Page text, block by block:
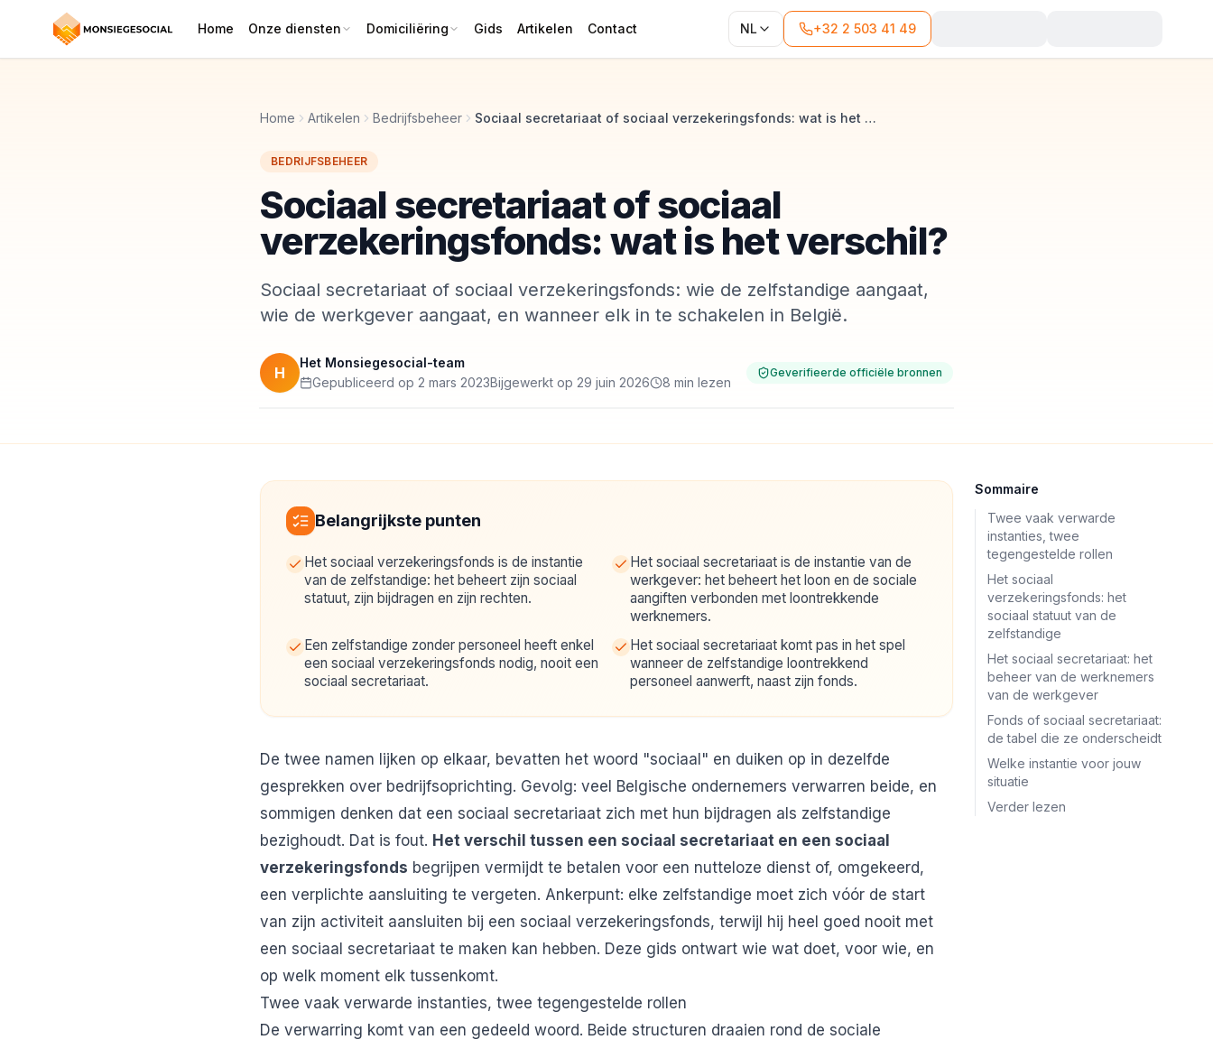
Home Onze diensten Domiciliëring Gids Artikelen Contact NL +32 2 503 41 49
Home Artikelen Bedrijfsbeheer Sociaal secretariaat of sociaal verzekeringsfonds: wat is het verschil?
BEDRIJFSBEHEER
Sociaal secretariaat of sociaal
verzekeringsfonds: wat is het verschil?
Sociaal secretariaat of sociaal verzekeringsfonds: wie de zelfstandige aangaat,
wie de werkgever aangaat, en wanneer elk in te schakelen in België.
H
Het Monsiegesocial-team
Gepubliceerd op 2 mars 2023Bijgewerkt op 29 juin 2026 8 min lezen
Geverifieerde officiële bronnen
Belangrijkste punten
Het sociaal verzekeringsfonds is de instantie
van de zelfstandige: het beheert zijn sociaal
statuut, zijn bijdragen en zijn rechten.
Het sociaal secretariaat is de instantie van de
werkgever: het beheert het loon en de sociale
aangiften verbonden met loontrekkende
werknemers.
Een zelfstandige zonder personeel heeft enkel
een sociaal verzekeringsfonds nodig, nooit een
sociaal secretariaat.
Het sociaal secretariaat komt pas in het spel
wanneer de zelfstandige loontrekkend
personeel aanwerft, naast zijn fonds.
De twee namen lijken op elkaar, bevatten het woord "sociaal" en duiken op in dezelfde
gesprekken over bedrijfsoprichting. Gevolg: veel Belgische ondernemers verwarren beide, en
sommigen denken dat een sociaal secretariaat zich met hun bijdragen als zelfstandige
bezighoudt. Dat is fout. Het verschil tussen een sociaal secretariaat en een sociaal
verzekeringsfonds begrijpen vermijdt te betalen voor een nutteloze dienst of, omgekeerd,
een verplichte aansluiting te vergeten. Ankerpunt: elke zelfstandige moet zich vóór de start
van zijn activiteit aansluiten bij een sociaal verzekeringsfonds, terwijl hij heel goed nooit met
een sociaal secretariaat te maken kan hebben. Deze gids ontwart wie wat doet, voor wie, en
op welk moment elk tussenkomt.
Twee vaak verwarde instanties, twee tegengestelde rollen
De verwarring komt van een gedeeld woord. Beide structuren draaien rond de sociale
Sommaire
Twee vaak verwarde
instanties, twee
tegengestelde rollen
Het sociaal
verzekeringsfonds: het
sociaal statuut van de
zelfstandige
Het sociaal secretariaat: het
beheer van de werknemers
van de werkgever
Fonds of sociaal secretariaat:
de tabel die ze onderscheidt
Welke instantie voor jouw
situatie
Verder lezen